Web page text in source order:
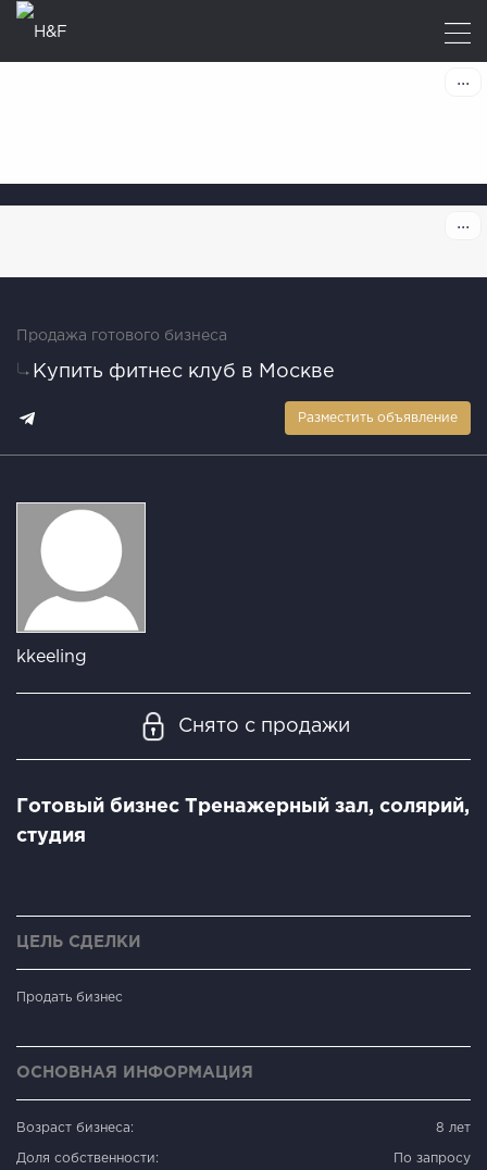
Продажа готового бизнеса
Купить фитнес клуб в Москве
Разместить объявление
kkeeling
Снято с продажи
Готовый бизнес Тренажерный зал, солярий,
студия
ЦЕЛЬ СДЕЛКИ
Продать бизнес
ОСНОВНАЯ ИНФОРМАЦИЯ
Возраст бизнеса: 8 лет
Доля собственности: По запросу